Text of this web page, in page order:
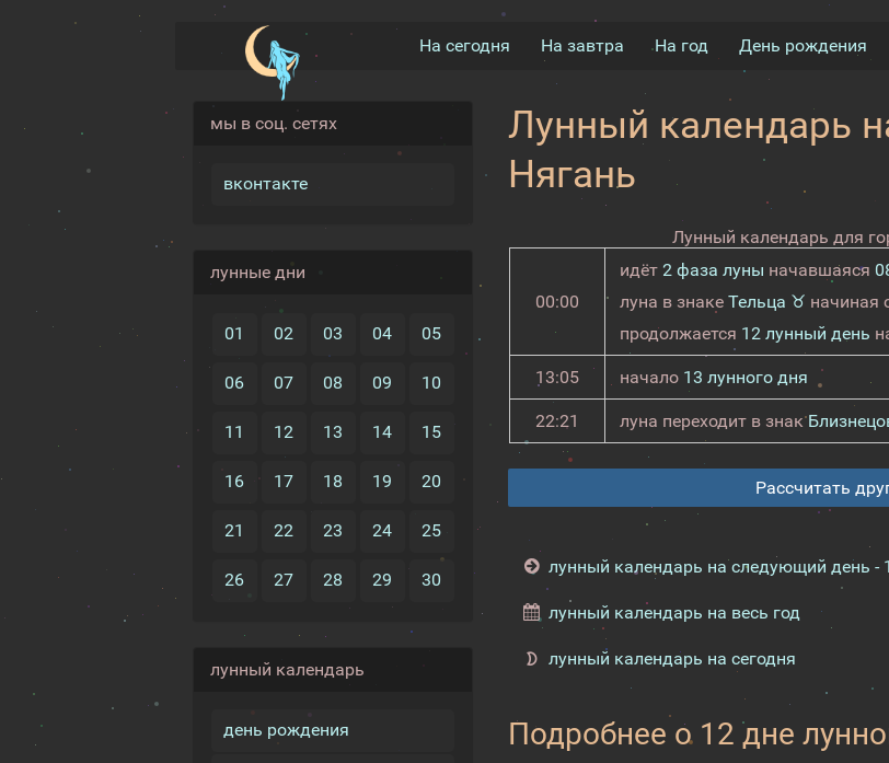
На сегодня На завтра На год День рождения
мы в соц. сетях
вконтакте
лунные дни
01 02 03 04 05
06 07 08 09 10
11 12 13 14 15
16 17 18 19 20
21 22 23 24 25
26 27 28 29 30
лунный календарь
день рождения
Лунный календарь
Нягань
Лунный календарь для
00:00
идёт 2 фаза луны начавшаяся
луна в знаке Тельца ♉ начиная
продолжается 12 лунный день
13:05 начало 13 лунного дня
22:21 луна переходит в знак
Рассчитать
лунный календарь на следующий день -
лунный календарь на весь год
лунный календарь на сегодня
Подробнее о 12 дне